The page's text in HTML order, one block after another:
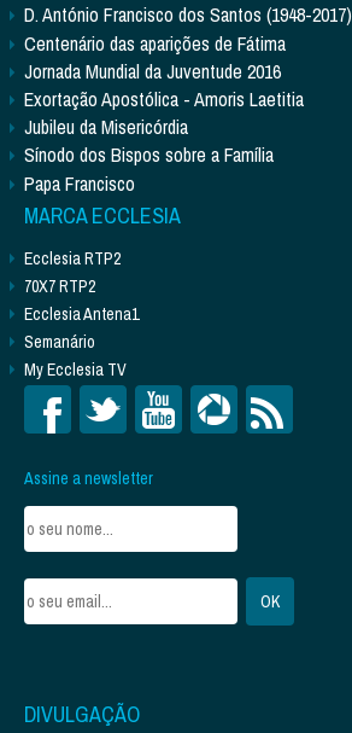
D. António Francisco dos Santos (1948-2017)
Centenário das aparições de Fátima
Jornada Mundial da Juventude 2016
Exortação Apostólica - Amoris Laetitia
Jubileu da Misericórdia
Sínodo dos Bispos sobre a Família
Papa Francisco
MARCA ECCLESIA
Ecclesia RTP2
70X7 RTP2
Ecclesia Antena1
Semanário
My Ecclesia TV
Assine a newsletter
DIVULGAÇÃO